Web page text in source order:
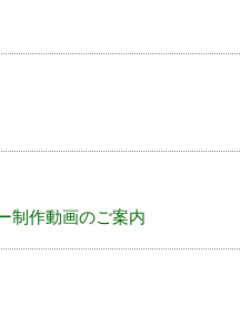
制作動画のご案内